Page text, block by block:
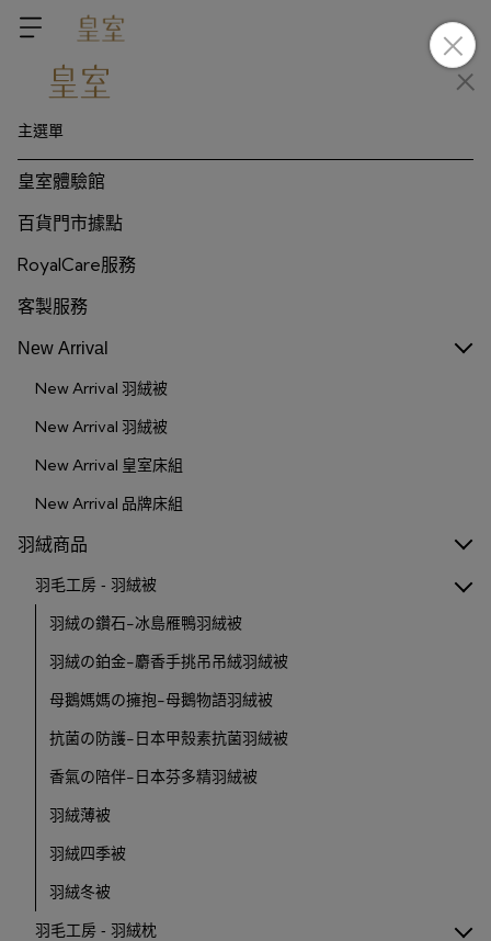
主選單
皇室體驗館
百貨門市據點
RoyalCare服務
客製服務
New Arrival
New Arrival 羽絨被
New Arrival 羽絨被
New Arrival 皇室床組
New Arrival 品牌床組
羽絨商品
羽毛工房 - 羽絨被
羽絨の鑽石-冰島雁鴨羽絨被
羽絨の鉑金-麝香手挑吊吊絨羽絨被
母鵝媽媽の擁抱-母鵝物語羽絨被
抗菌の防護-日本甲殼素抗菌羽絨被
香氣の陪伴-日本芬多精羽絨被
羽絨薄被
羽絨四季被
羽絨冬被
羽毛工房 - 羽絨枕